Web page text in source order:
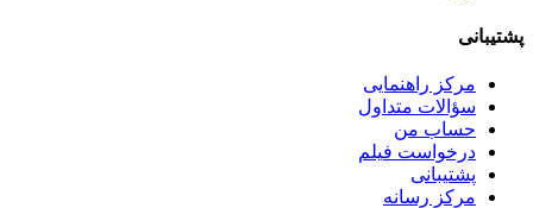
پشتیبانی
مرکز راهنمایی
سؤالات متداول
حساب من
درخواست فیلم
پشتیبانی
مرکز رسانه